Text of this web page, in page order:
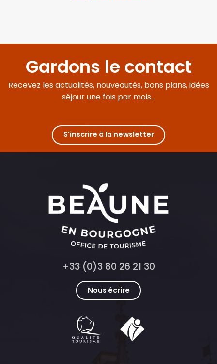
Gardons le contact
Recevez les actualités, nouveautés, bons plans, idées
séjour une fois par mois...
S'inscrire à la newsletter
+33 (0)3 80 26 21 30
Nous écrire